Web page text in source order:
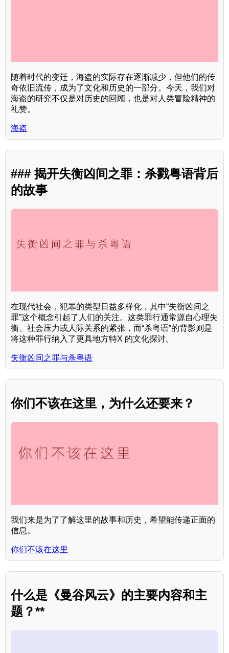
随着时代的变迁，海盗的实际存在逐渐减少，但他们的传
奇依旧流传，成为了文化和历史的一部分。今天，我们对
海盗的研究不仅是对历史的回顾，也是对人类冒险精神的
礼赞。
海盗
### 揭开失衡凶间之罪：杀戮粤语背后
的故事
在现代社会，犯罪的类型日益多样化，其中“失衡凶间之
罪”这个概念引起了人们的关注。这类罪行通常源自心理失
衡、社会压力或人际关系的紧张，而“杀粤语”的背影则是
将这种罪行纳入了更具地方特X 的文化探讨。
失衡凶间之罪与杀粤语
你们不该在这里，为什么还要来？
我们来是为了了解这里的故事和历史，希望能传递正面的
信息。
你们不该在这里
什么是《曼谷风云》的主要内容和主
题？**